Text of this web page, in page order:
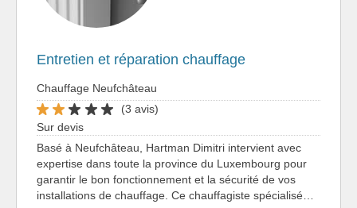
Entretien et réparation chauffage
Chauffage Neufchâteau
(3 avis)
Sur devis
Basé à Neufchâteau, Hartman Dimitri intervient avec
expertise dans toute la province du Luxembourg pour
garantir le bon fonctionnement et la sécurité de vos
installations de chauffage. Ce chauffagiste spécialisé…